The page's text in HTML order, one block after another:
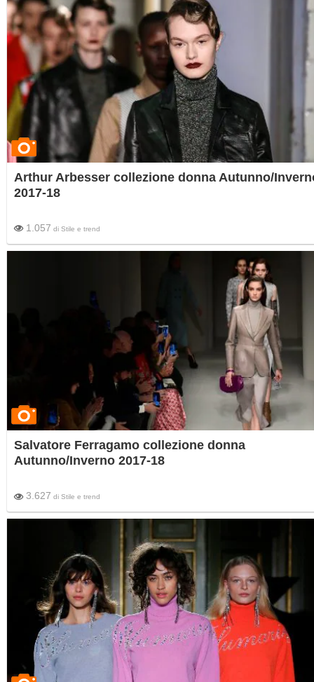
Arthur Arbesser collezione donna Autunno/
2017-18
1.057 di Stile e trend
Salvatore Ferragamo collezione donna
Autunno/Inverno 2017-18
3.627 di Stile e trend